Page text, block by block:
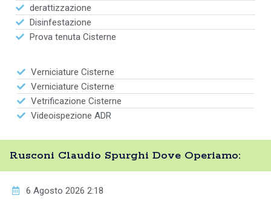
derattizzazione
Disinfestazione
Prova tenuta Cisterne
Verniciature Cisterne
Verniciature Cisterne
Vetrificazione Cisterne
Videoispezione ADR
Rusconi Claudio Spurghi Dove Operiamo:
6 Agosto 2026 2:18